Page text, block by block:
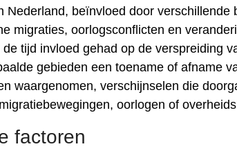
Nederland, beïnvloed door verschillende
migraties, oorlogsconflicten en
tijd invloed gehad op de verspreiding
gebieden een toename of afname
waargenomen, verschijnselen die
oorlogen of
factoren